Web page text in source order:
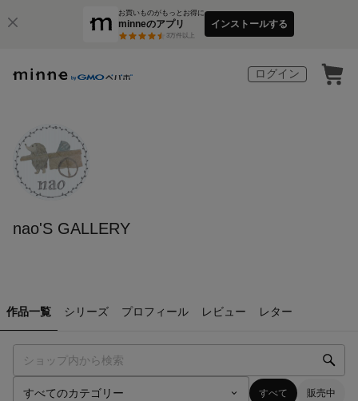
お買いものがもっとお得に
minneのアプリ
3万件以上
インストールする
ログイン
nao'S GALLERY
作品一覧 シリーズ プロフィール レビュー レター
すべて 販売中